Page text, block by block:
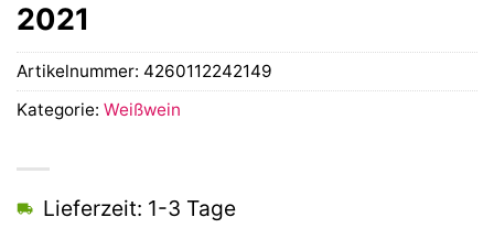
2021
Lieferzeit: 1-3 Tage
Artikelnummer: 4260112242149
Kategorie: Weißwein